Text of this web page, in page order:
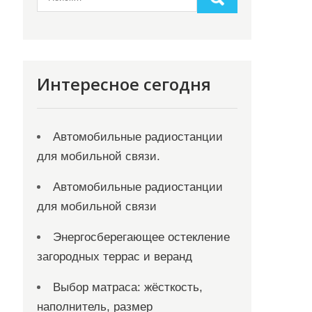
Интересное сегодня
Автомобильные радиостанции
для мобильной связи.
Автомобильные радиостанции
для мобильной связи
Энергосберегающее остекление
загородных террас и веранд
Выбор матраса: жёсткость,
наполнитель, размер